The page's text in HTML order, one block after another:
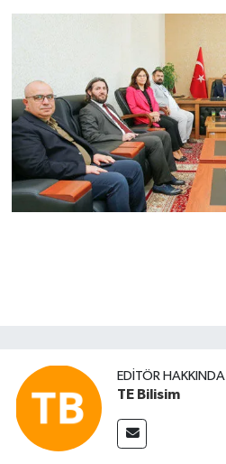
EDITÖR HAKKINDA
TE Bilisim